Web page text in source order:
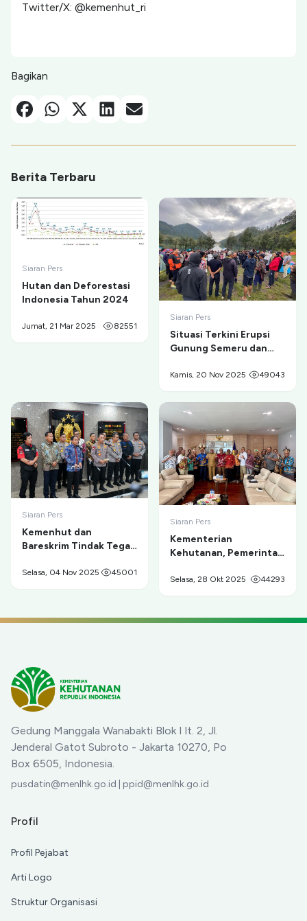
Twitter/X: @kemenhut_ri
Bagikan
FacebookWhatsappX-TwitterLinkedin
Email
Berita Terbaru
Siaran Pers
Hutan dan Deforestasi
Indonesia Tahun 2024
Jumat, 21 Mar 2025 82551
Siaran Pers
Situasi Terkini Erupsi
Gunung Semeru dan
Ranu Kumbolo
Kamis, 20 Nov 2025 49043
Siaran Pers
Kemenhut dan
Bareskrim Tindak Tegas
Taman Nasional Gunung
Selasa, 04 Nov 2025 45001
Siaran Pers
Kementerian
Kehutanan, Pemerintah
Masyarakat Adat
Pelestarian
Selasa, 28 Okt 2025 44293
Gedung Manggala Wanabakti Blok I lt. 2, Jl.
Jenderal Gatot Subroto - Jakarta 10270, Po
Box 6505, Indonesia.
pusdatin@menlhk.go.id | ppid@menlhk.go.id
Profil
Profil Pejabat
Arti Logo
Struktur Organisasi